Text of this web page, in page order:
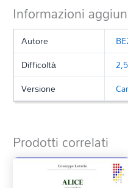
Informazioni
Autore
Difficoltà
2,5
Versione
Prodotti correlati